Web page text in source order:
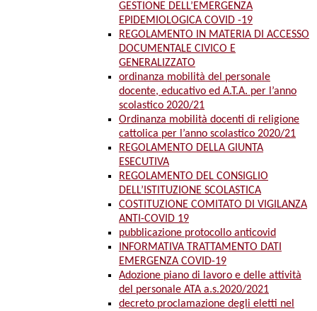
GESTIONE DELL’EMERGENZA
EPIDEMIOLOGICA COVID -19
REGOLAMENTO IN MATERIA DI ACCESSO
DOCUMENTALE CIVICO E
GENERALIZZATO
ordinanza mobilità del personale
docente, educativo ed A.T.A. per l’anno
scolastico 2020/21
Ordinanza mobilità docenti di religione
cattolica per l’anno scolastico 2020/21
REGOLAMENTO DELLA GIUNTA
ESECUTIVA
REGOLAMENTO DEL CONSIGLIO
DELL’ISTITUZIONE SCOLASTICA
COSTITUZIONE COMITATO DI VIGILANZA
ANTI-COVID 19
pubblicazione protocollo anticovid
INFORMATIVA TRATTAMENTO DATI
EMERGENZA COVID-19
Adozione piano di lavoro e delle attività
del personale ATA a.s.2020/2021
decreto proclamazione degli eletti nel